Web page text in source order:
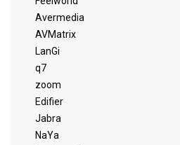
Avermedia
AVMatrix
LanGi
q7
zoom
Edifier
Jabra
NaYa